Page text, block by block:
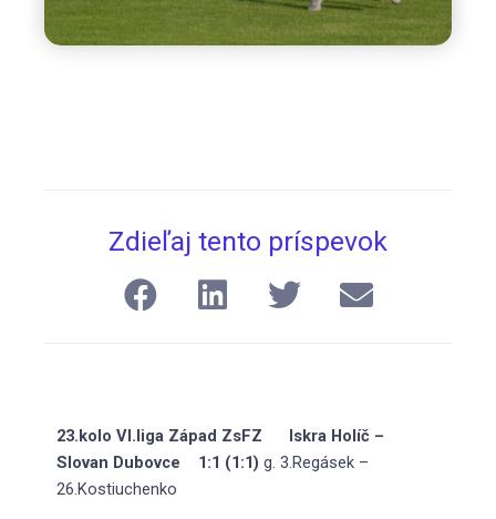
Zdieľaj tento príspevok
23.kolo VI.liga Západ ZsFZ Iskra Holíč –
Slovan Dubovce 1:1 (1:1) g. 3.Regásek –
26.Kostiuchenko